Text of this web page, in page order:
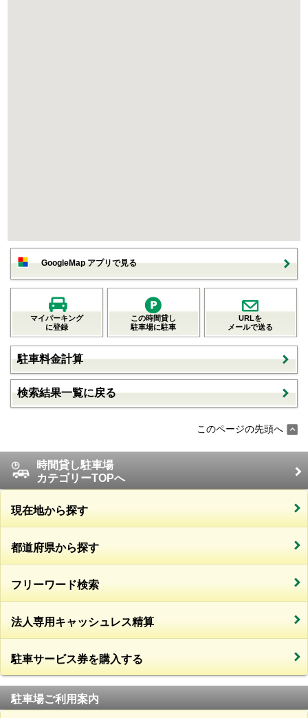
GoogleMap アプリで見る
マイパーキング
に登録
この時間貸し
駐車場に駐車
URLを
メールで送る
駐車料金計算
検索結果一覧に戻る
このページの先頭へ
時間貸し駐車場
カテゴリーTOPへ
現在地から探す
都道府県から探す
フリーワード検索
法人専用キャッシュレス精算
駐車サービス券を購入する
駐車場ご利用案内